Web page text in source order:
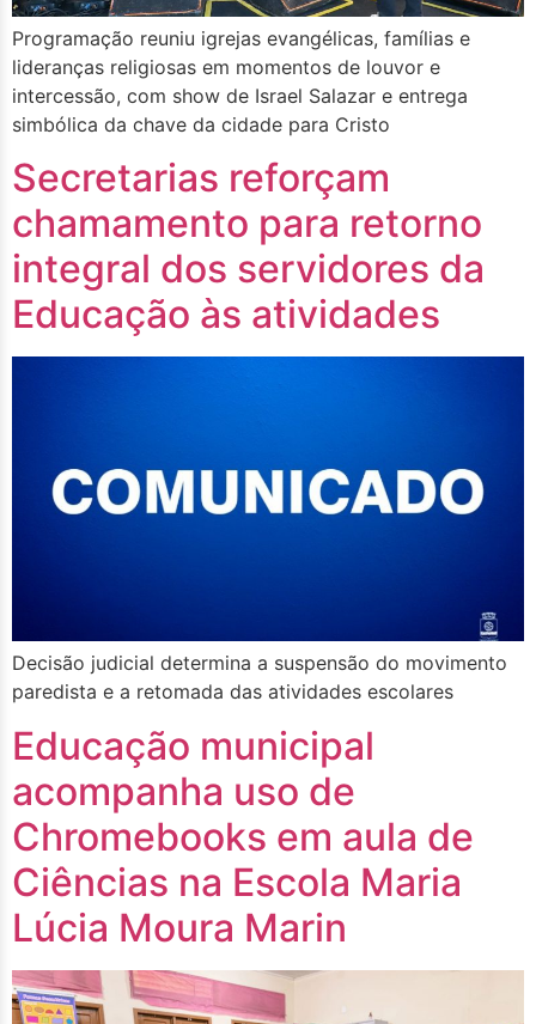
Programação reuniu igrejas evangélicas, famílias e
lideranças religiosas em momentos de louvor e
intercessão, com show de Israel Salazar e entrega
simbólica da chave da cidade para Cristo
Secretarias reforçam
chamamento para retorno
integral dos servidores da
Educação às atividades
Decisão judicial determina a suspensão do movimento
paredista e a retomada das atividades escolares
Educação municipal
acompanha uso de
Chromebooks em aula de
Ciências na Escola Maria
Lúcia Moura Marin